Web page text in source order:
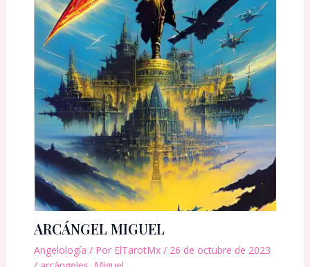
ARCÁNGEL MIGUEL
Angelología / Por ElTarotMx / 26 de octubre de 2023